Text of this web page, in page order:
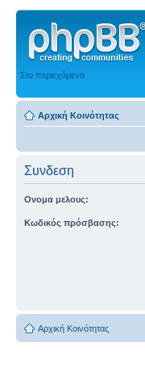
Στο περιεχόμενο
Αρχική Κοινότητας
Συνδεση
Ονομα μελους:
Κωδικός πρόσβασης:
Αρχική Κοινότητας